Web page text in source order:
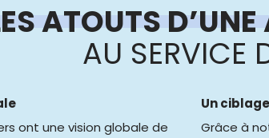
ATOUTS
AU SERVICE
ont une vision globale de
Un
Grâce à